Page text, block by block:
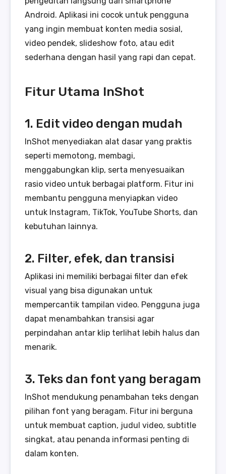
Android. Aplikasi ini cocok untuk pengguna
yang ingin membuat konten media sosial,
video pendek, slideshow foto, atau edit
sederhana dengan hasil yang rapi dan cepat.
Fitur Utama InShot
1. Edit video dengan mudah
InShot menyediakan alat dasar yang praktis
seperti memotong, membagi,
menggabungkan klip, serta menyesuaikan
rasio video untuk berbagai platform. Fitur ini
membantu pengguna menyiapkan video
untuk Instagram, TikTok, YouTube Shorts, dan
kebutuhan lainnya.
2. Filter, efek, dan transisi
Aplikasi ini memiliki berbagai filter dan efek
visual yang bisa digunakan untuk
mempercantik tampilan video. Pengguna juga
dapat menambahkan transisi agar
perpindahan antar klip terlihat lebih halus dan
menarik.
3. Teks dan font yang beragam
InShot mendukung penambahan teks dengan
pilihan font yang beragam. Fitur ini berguna
untuk membuat caption, judul video, subtitle
singkat, atau penanda informasi penting di
dalam konten.